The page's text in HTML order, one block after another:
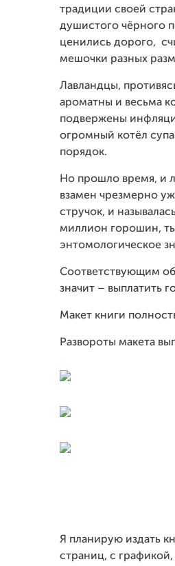
традиции своей
душистого чёрного
ценились дорого,
мешочки разных
Лавландцы,
ароматны и весьма
подвержены
огромный котёл
порядок.
Но прошло время, и
взамен чрезмерно
стручок, и
миллион горошин,
энтомологическое
Соответствующим
значит – выплатить
Макет книги
Развороты макета
Я планирую издать
страниц, с графикой,